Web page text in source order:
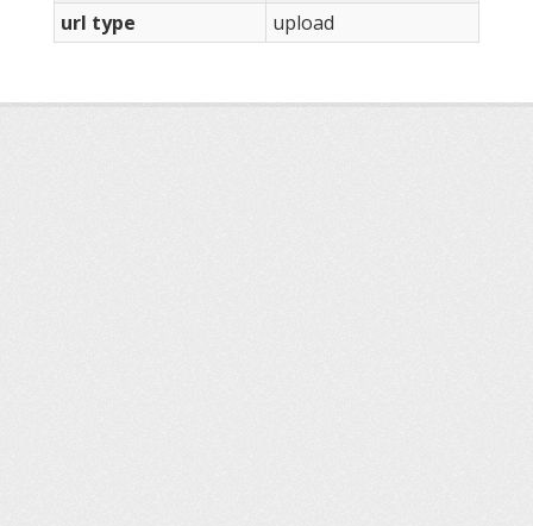
url type
upload